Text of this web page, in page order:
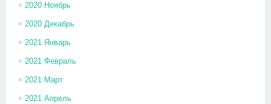
2020 Ноябрь
2020 Декабрь
2021 Январь
2021 Февраль
2021 Март
2021 Апрель